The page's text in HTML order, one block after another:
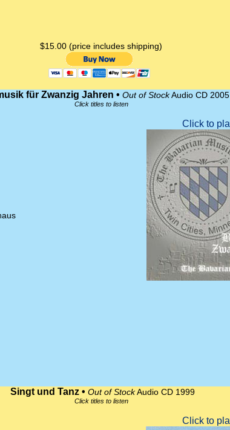
$15.00 (price includes shipping)
für Zwanzig Jahren • Out of StockAudio CD 2005
Click titles to listen
Singt und Tanz • Out of StockAudio CD 1999
Click titles to listen